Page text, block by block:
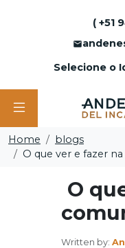
( +51
Selecione o
Home
blogs
O que ver e fazer
O
Written by: